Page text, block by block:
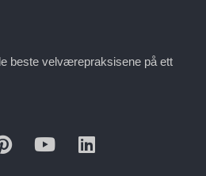
beste velværepraksisene på ett